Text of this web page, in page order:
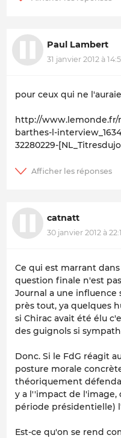
Paul Lambert
31 janvier 2012 à
pour ceux qui ne
http://www.lemonde.fr/
barthes-l-
32280229-
catnatt
30 janvier 2012 à
Ce qui est marrant
question finale n'est
Journal a une influence
près tout, ya quelques
si Chirac avait été élu
des guignols si
Donc. Si le FdG réagit
posture morale
théoriquement
y a l''impact de l'image,
période présidentielle)
Est-ce qu'on se rend